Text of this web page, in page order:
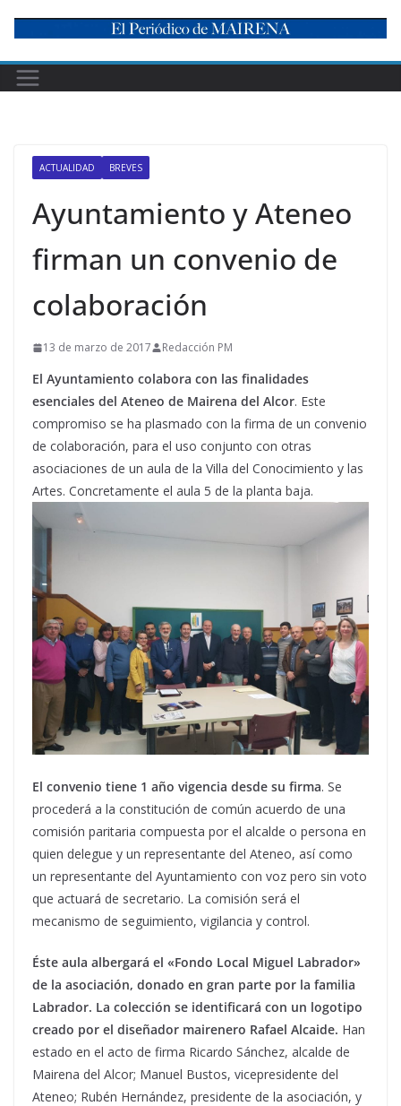
content
ACTUALIDAD BREVES
Ayuntamiento y Ateneo
firman un convenio de
colaboración
13 de marzo de 2017 Redacción PM
El Ayuntamiento colabora con las finalidades
esenciales del Ateneo de Mairena del Alcor. Este
compromiso se ha plasmado con la firma de un convenio
de colaboración, para el uso conjunto con otras
asociaciones de un aula de la Villa del Conocimiento y las
Artes. Concretamente el aula 5 de la planta baja.
El convenio tiene 1 año vigencia desde su firma. Se
procederá a la constitución de común acuerdo de una
comisión paritaria compuesta por el alcalde o persona en
quien delegue y un representante del Ateneo, así como
un representante del Ayuntamiento con voz pero sin voto
que actuará de secretario. La comisión será el
mecanismo de seguimiento, vigilancia y control.
Éste aula albergará el «Fondo Local Miguel Labrador»
de la asociación, donado en gran parte por la familia
Labrador. La colección se identificará con un logotipo
creado por el diseñador mairenero Rafael Alcaide. Han
estado en el acto de firma Ricardo Sánchez, alcalde de
Mairena del Alcor; Manuel Bustos, vicepresidente del
Ateneo; Rubén Hernández, presidente de la asociación, y